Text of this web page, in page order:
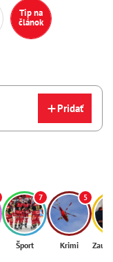
Tip na
článok
Pridať
7
Šport
5
Krimi